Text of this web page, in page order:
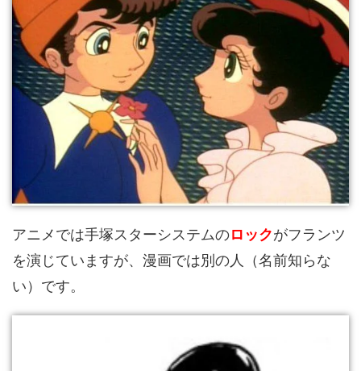
アニメでは手塚スターシステムのロックがフランツ
を演じていますが、漫画では別の人（名前知らな
い）です。